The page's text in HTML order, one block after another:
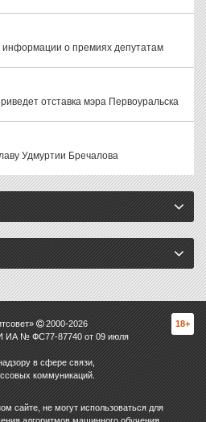
информации о премиях депутатам
отставка мэра Первоуральска
Удмуртии Бречалова
2000-2026
ИА № ФС77-87740 от 09 июля
в сфере связи,
коммуникаций.
18+
сайте, не могут использоваться для